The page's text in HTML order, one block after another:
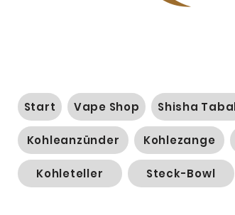
Start Vape Shop Shisha
Kohleanzünder Kohlezange
Kohleteller Steck-Bowl